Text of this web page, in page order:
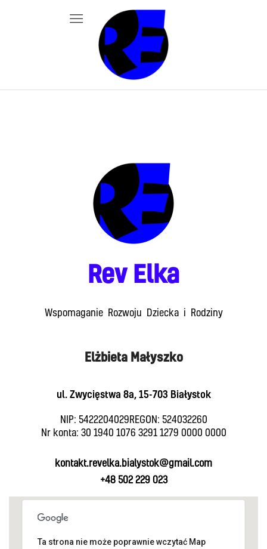
Rev Elka
Wspomaganie Rozwoju Dziecka i Rodziny
Elżbieta Małyszko
ul. Zwycięstwa 8a, 15-703 Białystok
NIP: 5422204029REGON: 524032260
Nr konta: 30 1940 1076 3291 1279 0000 0000
kontakt.revelka.bialystok@gmail.com
+48 502 229 023
Ta strona nie może poprawnie wczytać Map